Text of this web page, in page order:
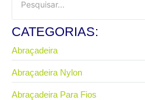
CATEGORIAS:
Abraçadeira
Abraçadeira Nylon
Abraçadeira Para Fios